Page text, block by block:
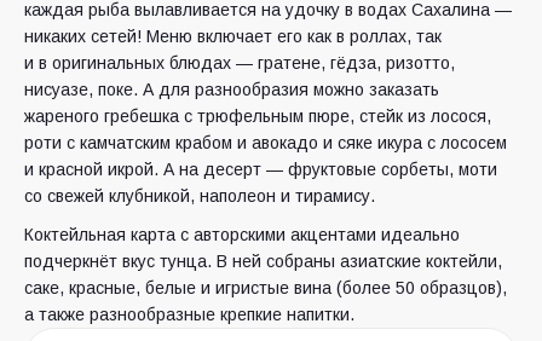
каждая рыба вылавливается на удочку в водах Сахалина —
никаких сетей! Меню включает его как в роллах, так
и в оригинальных блюдах — гратене, гёдза, ризотто,
нисуазе, поке. А для разнообразия можно заказать
жареного гребешка с трюфельным пюре, стейк из лосося,
роти с камчатским крабом и авокадо и сяке икура с лососем
и красной икрой. А на десерт — фруктовые сорбеты, моти
со свежей клубникой, наполеон и тирамису.
Коктейльная карта с авторскими акцентами идеально
подчеркнёт вкус тунца. В ней собраны азиатские коктейли,
саке, красные, белые и игристые вина (более 50 образцов),
а также разнообразные крепкие напитки.